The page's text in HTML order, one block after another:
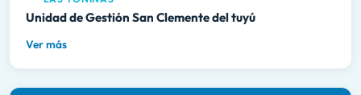
Unidad de Gestión San Clemente del tuyú
Ver más